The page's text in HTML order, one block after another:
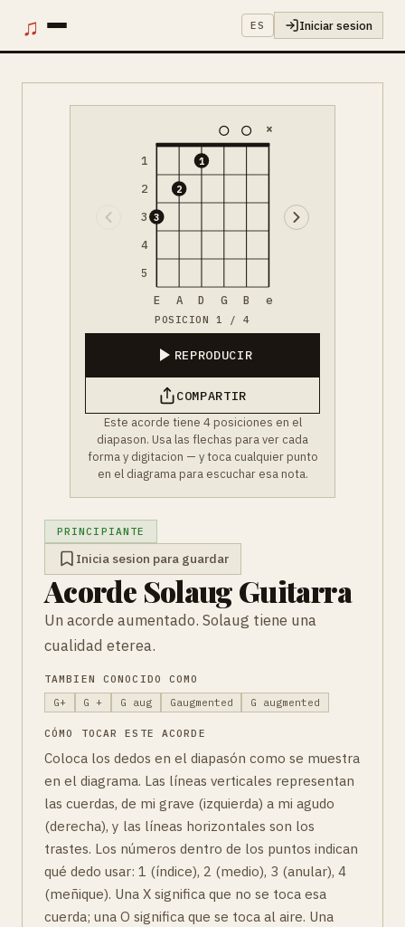
♫ ES Iniciar sesion
1
2
3
4
5
×
3
2
1
E A D G B e
POSICION 1 / 4
REPRODUCIR
COMPARTIR
Este acorde tiene 4 posiciones en el
diapason. Usa las flechas para ver cada
forma y digitacion — y toca cualquier punto
en el diagrama para escuchar esa nota.
PRINCIPIANTE
Inicia sesion para guardar
Acorde Solaug Guitarra
Un acorde aumentado. Solaug tiene una
cualidad eterea.
TAMBIEN CONOCIDO COMO
G+
G + G aug Gaugmented G augmented
CÓMO TOCAR ESTE ACORDE
Coloca los dedos en el diapasón como se muestra
en el diagrama. Las líneas verticales representan
las cuerdas, de mi grave (izquierda) a mi agudo
(derecha), y las líneas horizontales son los
trastes. Los números dentro de los puntos indican
qué dedo usar: 1 (índice), 2 (medio), 3 (anular), 4
(meñique). Una X significa que no se toca esa
cuerda; una O significa que se toca al aire. Una